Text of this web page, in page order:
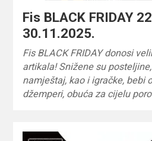
Fis BLACK FRIDAY
30.11.2025.
Fis BLACK FRIDAY donosi
artikala! Snižene su
namještaj, kao i igračke, bebi
džemperi, obuća za cijelu